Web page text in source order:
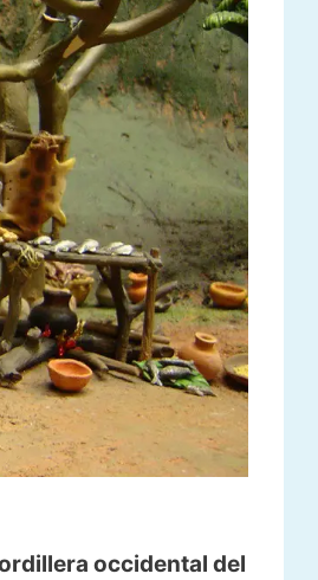
occidental del